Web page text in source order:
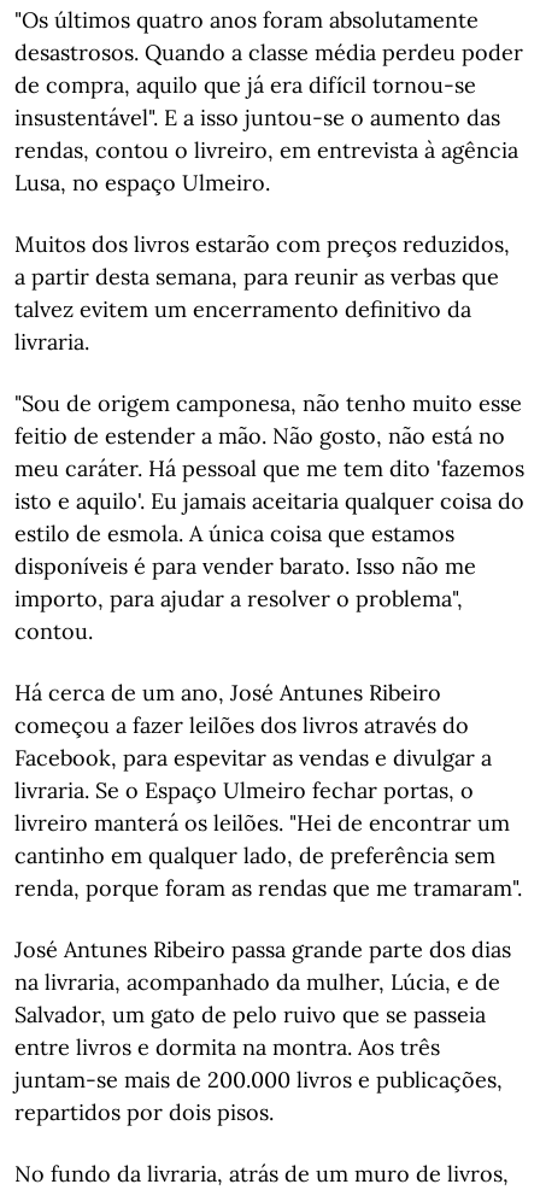
"Os últimos quatro anos foram absolutamente
desastrosos. Quando a classe média perdeu poder
de compra, aquilo que já era difícil tornou-se
insustentável". E a isso juntou-se o aumento das
rendas, contou o livreiro, em entrevista à agência
Lusa, no espaço Ulmeiro.
Muitos dos livros estarão com preços reduzidos,
a partir desta semana, para reunir as verbas que
talvez evitem um encerramento definitivo da
livraria.
"Sou de origem camponesa, não tenho muito esse
feitio de estender a mão. Não gosto, não está no
meu caráter. Há pessoal que me tem dito 'fazemos
isto e aquilo'. Eu jamais aceitaria qualquer coisa do
estilo de esmola. A única coisa que estamos
disponíveis é para vender barato. Isso não me
importo, para ajudar a resolver o problema",
contou.
Há cerca de um ano, José Antunes Ribeiro
começou a fazer leilões dos livros através do
Facebook, para espevitar as vendas e divulgar a
livraria. Se o Espaço Ulmeiro fechar portas, o
livreiro manterá os leilões. "Hei de encontrar um
cantinho em qualquer lado, de preferência sem
renda, porque foram as rendas que me tramaram".
José Antunes Ribeiro passa grande parte dos dias
na livraria, acompanhado da mulher, Lúcia, e de
Salvador, um gato de pelo ruivo que se passeia
entre livros e dormita na montra. Aos três
juntam-se mais de 200.000 livros e publicações,
repartidos por dois pisos.
No fundo da livraria, atrás de um muro de livros,